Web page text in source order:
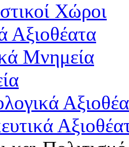
Χώροι
Αξιοθέατα
Μνημεία